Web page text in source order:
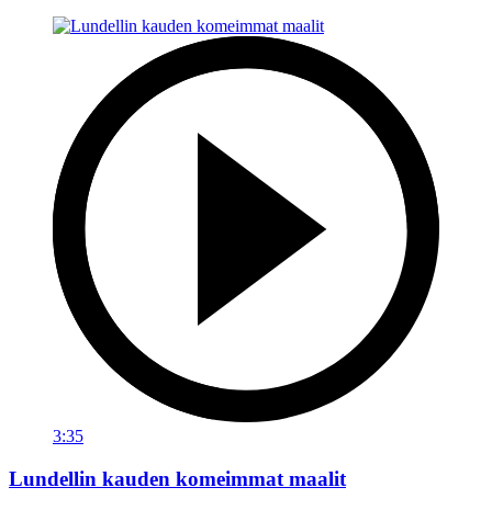
3:35
Lundellin kauden komeimmat maalit